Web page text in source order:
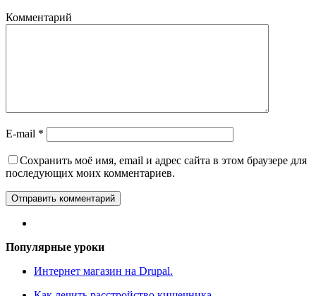
Комментарий
E-mail *
Сохранить моё имя, email и адрес сайта в этом браузере для
последующих моих комментариев.
Популярные уроки
Интернет магазин на Drupal.